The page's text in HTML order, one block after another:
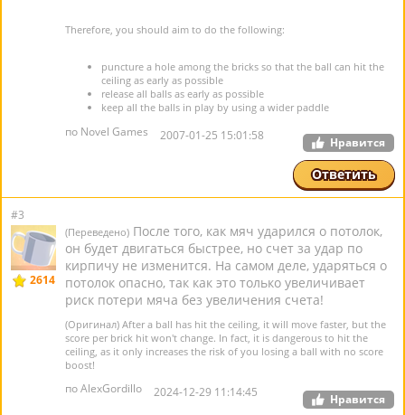
Therefore, you should aim to do the following:
puncture a hole among the bricks so that the ball can hit the
ceiling as early as possible
release all balls as early as possible
keep all the balls in play by using a wider paddle
по Novel Games 2007-01-25 15:01:58 Нравится
Ответить
#3
2614
(Переведено) После того, как мяч ударился о потолок,
он будет двигаться быстрее, но счет за удар по
кирпичу не изменится. На самом деле, ударяться о
потолок опасно, так как это только увеличивает
риск потери мяча без увеличения счета!
(Оригинал) After a ball has hit the ceiling, it will move faster, but the
score per brick hit won't change. In fact, it is dangerous to hit the
ceiling, as it only increases the risk of you losing a ball with no score
boost!
по AlexGordillo 2024-12-29 11:14:45 Нравится